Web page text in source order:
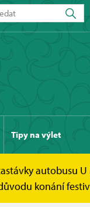
Tipy na výlet
autobusu U
konání